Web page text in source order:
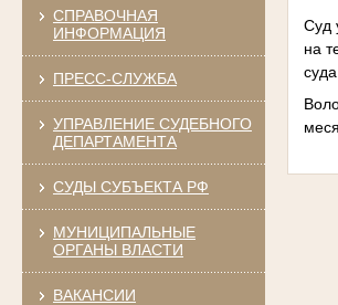
СПРАВОЧНАЯ
ИНФОРМАЦИЯ
ПРЕСС-СЛУЖБА
УПРАВЛЕНИЕ СУДЕБНОГО
ДЕПАРТАМЕНТА
СУДЫ СУБЪЕКТА РФ
МУНИЦИПАЛЬНЫЕ
ОРГАНЫ ВЛАСТИ
ВАКАНСИИ
Суд
на